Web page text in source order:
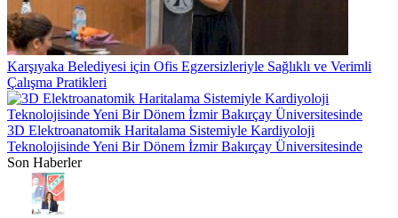
Karşıyaka Belediyesi için Ofis Egzersizleriyle Sağlıklı ve Verimli
Çalışma Pratikleri
3D Elektroanatomik Haritalama Sistemiyle Kardiyoloji
Teknolojisinde Yeni Bir Dönem İzmir Bakırçay Üniversitesinde
Son Haberler